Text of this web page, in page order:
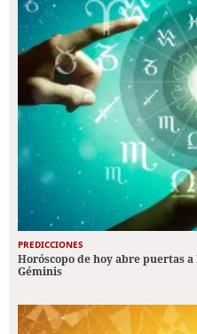
PREDICCIONES
Horóscopo de hoy abre puertas
Géminis